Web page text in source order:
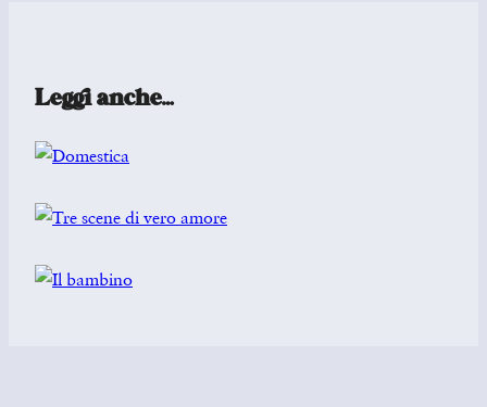
Leggi anche…